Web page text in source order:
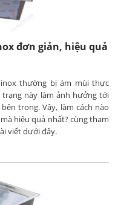
đơn giản, hiệu quả
thường bị ám mùi thực
này làm ảnh hưởng tới
trong. Vậy, làm cách nào
hiệu quả nhất? cùng tham
viết dưới đây.